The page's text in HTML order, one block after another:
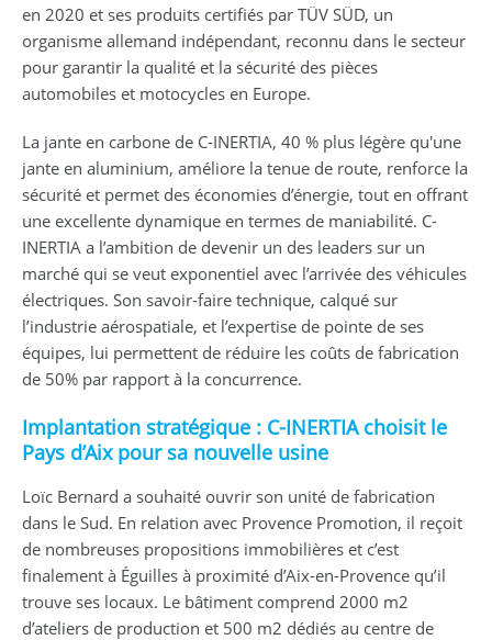
en 2020 et ses produits certifiés par TÜV SÜD, un
organisme allemand indépendant, reconnu dans le secteur
pour garantir la qualité et la sécurité des pièces
automobiles et motocycles en Europe.
La jante en carbone de C-INERTIA, 40 % plus légère qu'une
jante en aluminium, améliore la tenue de route, renforce la
sécurité et permet des économies d’énergie, tout en offrant
une excellente dynamique en termes de maniabilité. C-
INERTIA a l’ambition de devenir un des leaders sur un
marché qui se veut exponentiel avec l’arrivée des véhicules
électriques. Son savoir-faire technique, calqué sur
l’industrie aérospatiale, et l’expertise de pointe de ses
équipes, lui permettent de réduire les coûts de fabrication
de 50% par rapport à la concurrence.
Implantation stratégique : C-INERTIA choisit le
Pays d’Aix pour sa nouvelle usine
Loïc Bernard a souhaité ouvrir son unité de fabrication
dans le Sud. En relation avec Provence Promotion, il reçoit
de nombreuses propositions immobilières et c’est
finalement à Éguilles à proximité d’Aix-en-Provence qu’il
trouve ses locaux. Le bâtiment comprend 2000 m2
d’ateliers de production et 500 m2 dédiés au centre de